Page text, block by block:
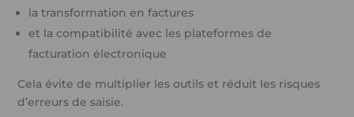
la transformation en factures
et la compatibilité avec les plateformes de
facturation électronique
Cela évite de multiplier les outils et réduit les risques
d’erreurs de saisie.